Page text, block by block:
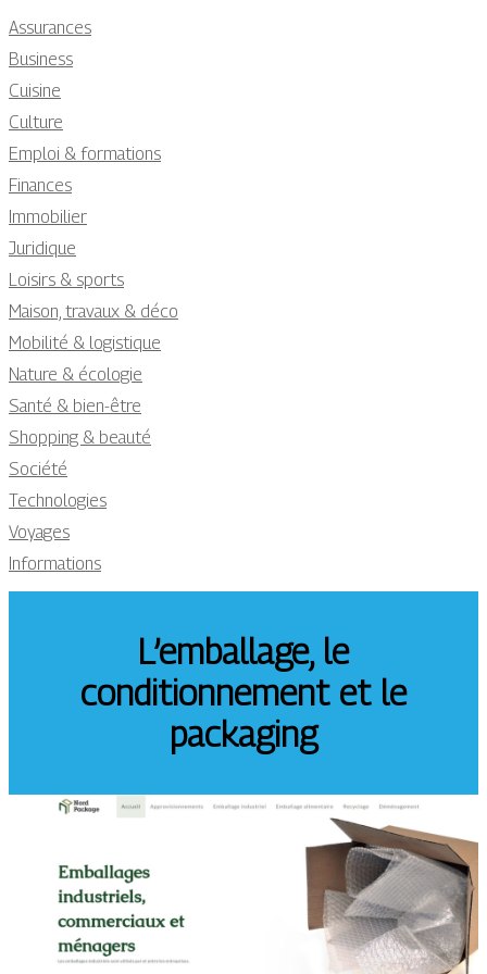
Assurances
Business
Cuisine
Culture
Emploi & formations
Finances
Immobilier
Juridique
Loisirs & sports
Maison, travaux & déco
Mobilité & logistique
Nature & écologie
Santé & bien-être
Shopping & beauté
Société
Technologies
Voyages
Informations
L’emballage, le
conditionnement et le
packaging